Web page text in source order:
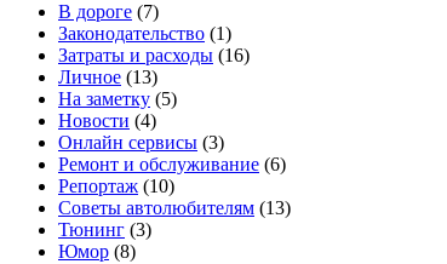
В дороге (7)
Законодательство (1)
Затраты и расходы (16)
Личное (13)
На заметку (5)
Новости (4)
Онлайн сервисы (3)
Ремонт и обслуживание (6)
Репортаж (10)
Советы автолюбителям (13)
Тюнинг (3)
Юмор (8)